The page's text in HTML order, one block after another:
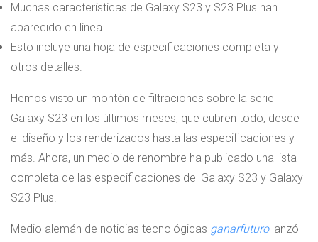
Muchas características de Galaxy S23 y S23 Plus han
aparecido en línea.
Esto incluye una hoja de especificaciones completa y
otros detalles.
Hemos visto un montón de filtraciones sobre la serie
Galaxy S23 en los últimos meses, que cubren todo, desde
el diseño y los renderizados hasta las especificaciones y
más. Ahora, un medio de renombre ha publicado una lista
completa de las especificaciones del Galaxy S23 y Galaxy
S23 Plus.
Medio alemán de noticias tecnológicas ganarfuturolanzó